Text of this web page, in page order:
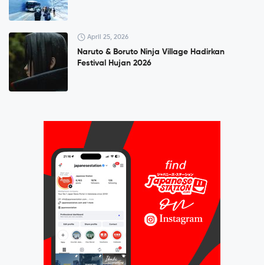
April 25, 2026
Naruto & Boruto Ninja Village Hadirkan
Festival Hujan 2026